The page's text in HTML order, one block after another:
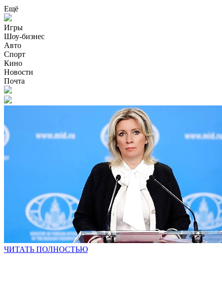
Ещё
Игры
Шоу-бизнес
Авто
Спорт
Кино
Новости
Почта
ЧИТАТЬ ПОЛНОСТЬЮ